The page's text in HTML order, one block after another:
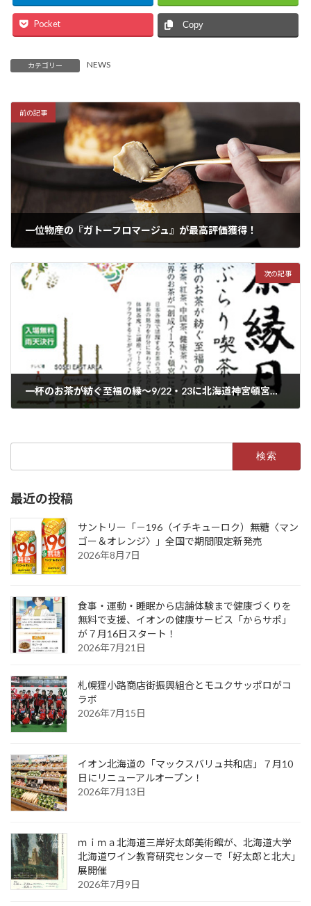
Pocket Copy
カテゴリー NEWS
前の記事
一位物産の『ガトーフロマージュ』が最高評価獲得！
次の記事
一杯のお茶が紡ぐ至福の縁～9/22・23に北海道神宮頓宮で北の茶縁日和開催
最近の投稿
サントリー「－196（イチキューロク）無糖〈マン
ゴー＆オレンジ〉」全国で期間限定新発売
2026年8月7日
食事・運動・睡眠から店舗体験まで健康づくりを
無料で支援、イオンの健康サービス「からサポ」
が７月16日スタート！
2026年7月21日
札幌狸小路商店街振興組合とモユクサッポロがコ
ラボ
2026年7月15日
イオン北海道の「マックスバリュ共和店」７月10
日にリニューアルオープン！
2026年7月13日
ｍｉｍａ北海道三岸好太郎美術館が、北海道大学
北海道ワイン教育研究センターで「好太郎と北大」
展開催
2026年7月9日